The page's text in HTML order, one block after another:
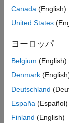
テ
ィ
Followers:
Canada (English)
United States
ヨーロッパ
Belgium (English)
Denmark
Deutschland
España (Español)
Finland (English)